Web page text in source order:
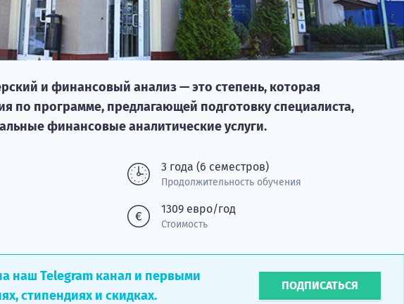
и финансовый анализ — это степень, которая
по программе, предлагающей подготовку специалиста,
финансовые аналитические услуги.
3 года (6 семестров)
Продолжительность обучения
1309 евро/год
Стоимость
наш Telegram канал и первыми
стипендиях и скидках.
ПОДПИСАТЬСЯ